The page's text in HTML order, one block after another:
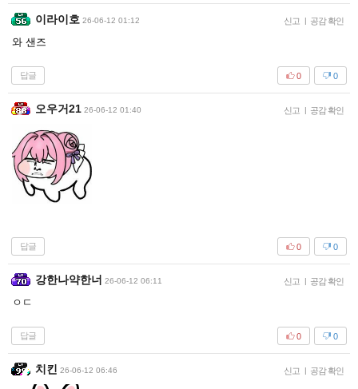
이라이호 26-06-12 01:12 신고 | 공감 확인
와 샌즈
답글 0
0
오우거21 26-06-12 01:40 신고 | 공감 확인
답글 0
0
강한나약한너 26-06-12 06:11 신고 | 공감 확인
ㅇㄷ
답글 0
0
치킨 26-06-12 06:46 신고 | 공감 확인